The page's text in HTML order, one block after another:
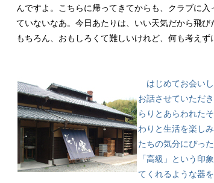
んですよ。こちらに帰ってきてからも、クラブに
ていないなあ。今日あたりは、いい天気だから飛び
もちろん、おもしろくて難しいけれど、何も考え
はじめてお会いし
お話させていただ
らりとあらわれた
わりと生活を楽し
たちの気分にぴっ
「高級」という印
てくれるような器